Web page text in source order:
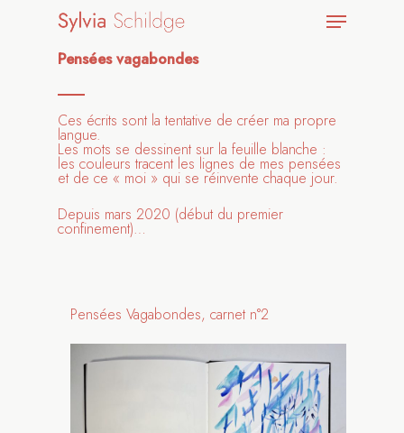
Pensées vagabondes
Ces écrits sont la tentative de créer ma propre
langue.
Les mots se dessinent sur la feuille blanche :
les couleurs tracent les lignes de mes pensées
et de ce « moi » qui se réinvente chaque jour.
Depuis mars 2020 (début du premier
confinement)…
Pensées Vagabondes, carnet n°2